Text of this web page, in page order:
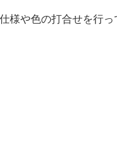
様や色の打合せを行っ